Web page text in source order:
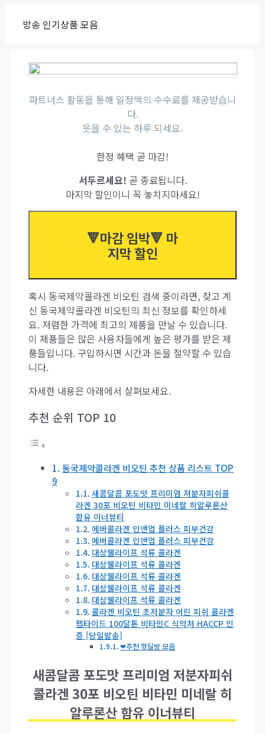
방송 인기상품 모음
파트너스 활동을 통해 일정액의 수수료를 제공받습니
다.
웃을 수 있는 하루 되세요.
한정 혜택 곧 마감!
서두르세요! 곧 종료됩니다.
마지막 할인이니 꼭 놓치지마세요!
🔻마감 임박🔻 마
지막 할인
혹시 동국제약콜라겐 비오틴 검색 중이라면, 찾고 계
신 동국제약콜라겐 비오틴의 최신 정보를 확인하세
요. 저렴한 가격에 최고의 제품을 만날 수 있습니다.
이 제품들은 많은 사용자들에게 높은 평가를 받은 제
품들입니다. 구입하시면 시간과 돈을 절약할 수 있습
니다.
자세한 내용은 아래에서 살펴보세요.
추천 순위 TOP 10
동국제약콜라겐 비오틴 추천 상품 리스트 TOP
9
새콤달콤 포도맛 프리미엄 저분자피쉬콜
라겐 30포 비오틴 비타민 미네랄 히알루론산
함유 이너뷰티
에버콜라겐 인앤업 플러스 피부건강
에버콜라겐 인앤업 플러스 피부건강
대상웰라이프 석류 콜라겐
대상웰라이프 석류 콜라겐
대상웰라이프 석류 콜라겐
대상웰라이프 석류 콜라겐
대상웰라이프 석류 콜라겐
콜라겐 비오틴 초저분자 어린 피쉬 콜라겐
펩타이드 100달톤 비타민C 식약처 HACCP 인
증 [당일발송]
❤추천 핫딜방 모음
새콤달콤 포도맛 프리미엄 저분자피쉬
콜라겐 30포 비오틴 비타민 미네랄 히
알루론산 함유 이너뷰티